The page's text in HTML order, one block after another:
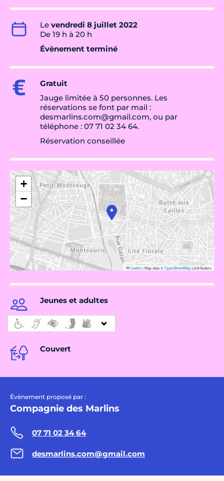
Le vendredi 8 juillet 2022
De 19 h à 20 h
Évènement terminé
Gratuit
Jauge limitée à 50 personnes. Les
réservations se font par mail :
desmarlins.com@gmail.com, ou par
téléphone : 07 71 02 34 64.
Réservation conseillée
+
−
Leaflet|Map data ©OpenStreetMapcontributors
Jeunes et adultes
Couvert
Évènement proposé par :
Compagnie des Marlins
07 71 02 34 64
desmarlins.com@gmail.com